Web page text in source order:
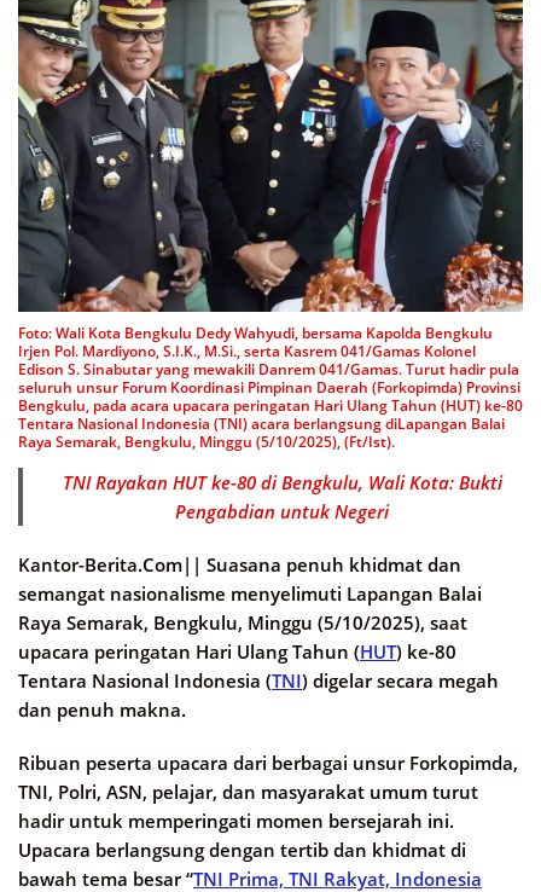
Foto: Wali Kota Bengkulu Dedy Wahyudi, bersama Kapolda Bengkulu
Irjen Pol. Mardiyono, S.I.K., M.Si., serta Kasrem 041/Gamas Kolonel
Edison S. Sinabutar yang mewakili Danrem 041/Gamas. Turut hadir pula
seluruh unsur Forum Koordinasi Pimpinan Daerah (Forkopimda) Provinsi
Bengkulu, pada acara upacara peringatan Hari Ulang Tahun (HUT) ke-80
Tentara Nasional Indonesia (TNI) acara berlangsung diLapangan Balai
Raya Semarak, Bengkulu, Minggu (5/10/2025), (Ft/Ist).
TNI Rayakan HUT ke-80 di Bengkulu, Wali Kota: Bukti
Pengabdian untuk Negeri
Kantor-Berita.Com|| Suasana penuh khidmat dan
semangat nasionalisme menyelimuti Lapangan Balai
Raya Semarak, Bengkulu, Minggu (5/10/2025), saat
upacara peringatan Hari Ulang Tahun (HUT) ke-80
Tentara Nasional Indonesia (TNI) digelar secara megah
dan penuh makna.
Ribuan peserta upacara dari berbagai unsur Forkopimda,
TNI, Polri, ASN, pelajar, dan masyarakat umum turut
hadir untuk memperingati momen bersejarah ini.
Upacara berlangsung dengan tertib dan khidmat di
bawah tema besar “TNI Prima, TNI Rakyat, Indonesia